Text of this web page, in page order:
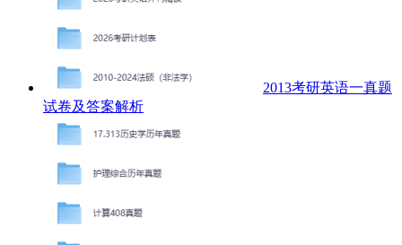
2013考研英语一真题
试卷及答案解析